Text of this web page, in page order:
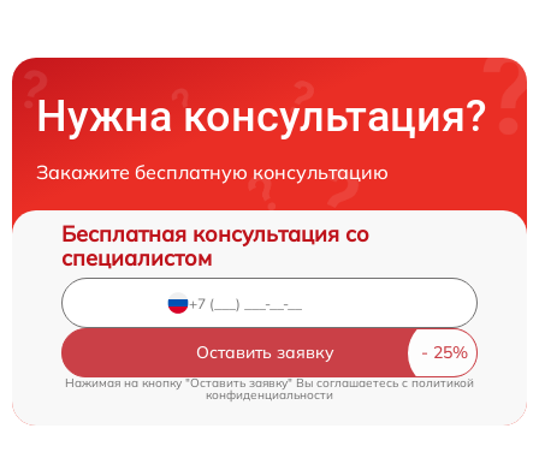
Нужна консультация?
Закажите бесплатную консультацию
Бесплатная консультация со
специалистом
Оставить заявку
Нажимая на кнопку "Оставить заявку" Вы соглашаетесь c политикой
конфиденциальности